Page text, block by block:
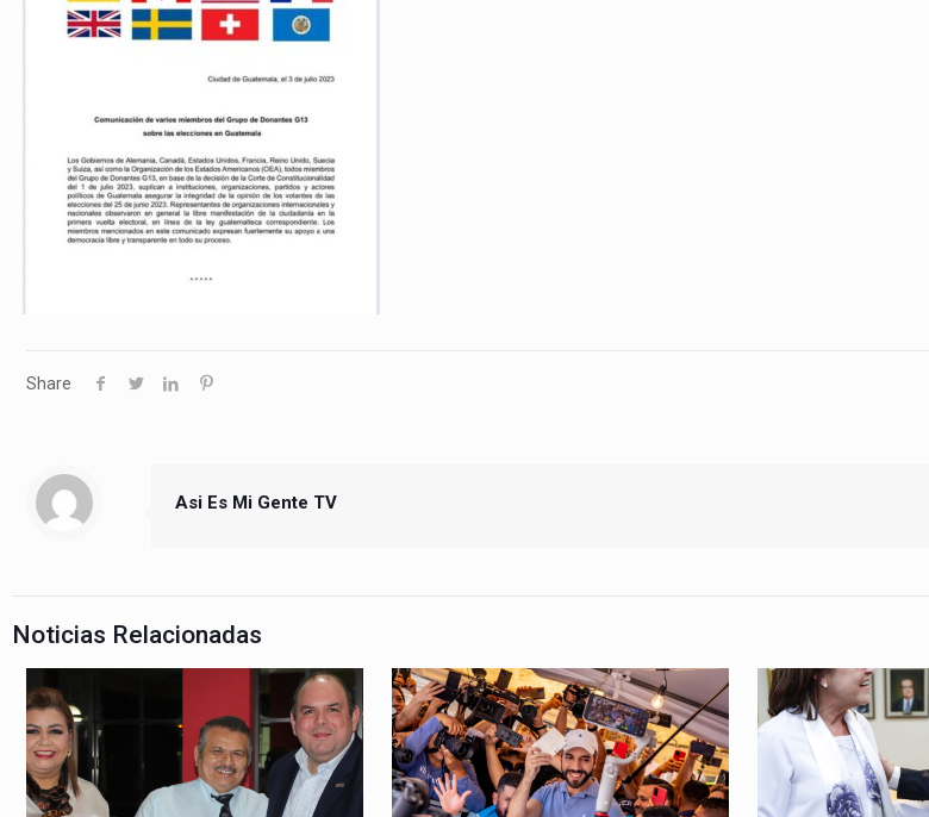
Share
Asi Es Mi Gente TV
Noticias Relacionadas